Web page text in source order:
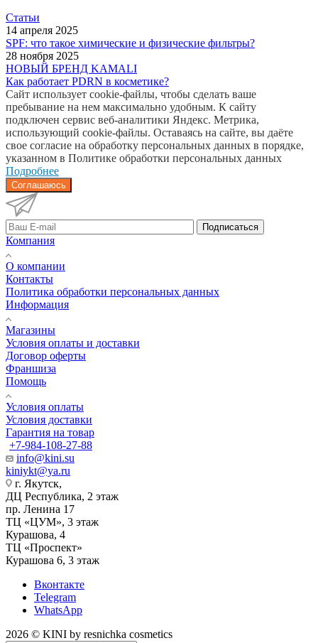
Статьи
14 апреля 2025
SPF: что такое химические и физические фильтры?
28 ноября 2025
НОВЫЙ БРЕНД KAMALI
Как работает PDRN в косметике?
Сайт использует cookie-файлы, чтобы сделать ваше
пребывание на нем максимально удобным. К cайту
подключен сервис веб-аналитики Яндекс. Метрика,
использующий cookie-файлы. Оставаясь на сайте, вы даёте
свое согласие на обработку персональных данных в порядке,
указанном в Политике обработки персональных данных
Подробнее
Соглашаюсь
Подписаться
Компания
О компании
Контакты
Политика обработки персональных данных
Информация
Магазины
Условия оплаты и доставки
Договор оферты
Франшиза
Помощь
Условия оплаты
Условия доставки
Гарантия на товар
+7-984-108-27-88
info@kini.su
kiniykt@ya.ru
г. Якутск, ​‌
ДЦ Республика, 2 этаж
‌‌пр. Ленина 17
‌ТЦ «ЦУМ», 3 этаж
‌Курашова, 4
ТЦ «Проспект»
Курашова 6, 3 этаж
Вконтакте
Telegram
WhatsApp
2026 © KINI by resnichka cosmetics